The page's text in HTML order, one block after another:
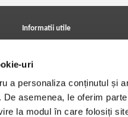
uri
a personaliza conținutul și
De asemenea, le oferim
la modul în care folosiți
Informatii utile
Contact
Politica de livrare
Angajari - Cariere